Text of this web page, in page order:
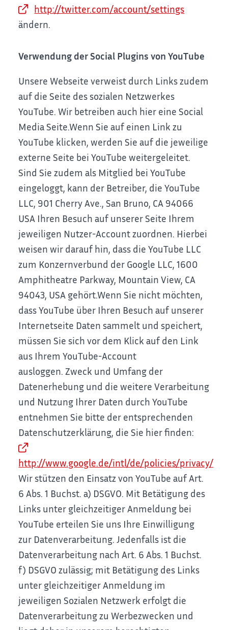
http://twitter.com/account/settings
ändern.
Verwendung der Social Plugins von YouTube
Unsere Webseite verweist durch Links zudem
auf die Seite des sozialen Netzwerkes
YouTube. Wir betreiben auch hier eine Social
Media Seite.Wenn Sie auf einen Link zu
YouTube klicken, werden Sie auf die jeweilige
externe Seite bei YouTube weitergeleitet.
Sind Sie zudem als Mitglied bei YouTube
eingeloggt, kann der Betreiber, die YouTube
LLC, 901 Cherry Ave., San Bruno, CA 94066
USA Ihren Besuch auf unserer Seite Ihrem
jeweiligen Nutzer-Account zuordnen. Hierbei
weisen wir darauf hin, dass die YouTube LLC
zum Konzernverbund der Google LLC, 1600
Amphitheatre Parkway, Mountain View, CA
94043, USA gehört.Wenn Sie nicht möchten,
dass YouTube über Ihren Besuch auf unserer
Internetseite Daten sammelt und speichert,
müssen Sie sich vor dem Klick auf den Link
aus Ihrem YouTube-Account
ausloggen. Zweck und Umfang der
Datenerhebung und die weitere Verarbeitung
und Nutzung Ihrer Daten durch YouTube
entnehmen Sie bitte der entsprechenden
Datenschutzerklärung, die Sie hier finden:
http://www.google.de/intl/de/policies/privacy/
Wir stützen den Einsatz von YouTube auf Art.
6 Abs. 1 Buchst. a) DSGVO. Mit Betätigung des
Links unter gleichzeitiger Anmeldung bei
YouTube erteilen Sie uns Ihre Einwilligung
zur Datenverarbeitung. Jedenfalls ist die
Datenverarbeitung nach Art. 6 Abs. 1 Buchst.
f) DSGVO zulässig; mit Betätigung des Links
unter gleichzeitiger Anmeldung im
jeweiligen Sozialen Netzwerk erfolgt die
Datenverarbeitung zu Werbezwecken und